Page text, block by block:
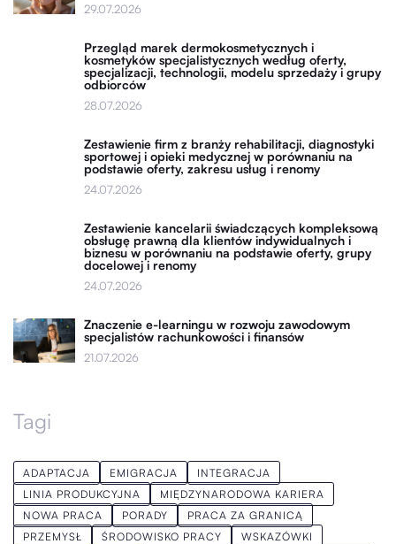
29.07.2026
Przegląd marek dermokosmetycznych i
kosmetyków specjalistycznych według oferty,
specjalizacji, technologii, modelu sprzedaży i grupy
odbiorców
28.07.2026
Zestawienie firm z branży rehabilitacji, diagnostyki
sportowej i opieki medycznej w porównaniu na
podstawie oferty, zakresu usług i renomy
24.07.2026
Zestawienie kancelarii świadczących kompleksową
obsługę prawną dla klientów indywidualnych i
biznesu w porównaniu na podstawie oferty, grupy
docelowej i renomy
24.07.2026
Znaczenie e-learningu w rozwoju zawodowym
specjalistów rachunkowości i finansów
21.07.2026
Tagi
ADAPTACJA EMIGRACJA
INTEGRACJA
LINIA PRODUKCYJNA
MIĘDZYNARODOWA KARIERA
NOWA PRACA
PORADY
PRACA ZA GRANICĄ
PRZEMYSŁ
ŚRODOWISKO PRACY
WSKAZÓWKI